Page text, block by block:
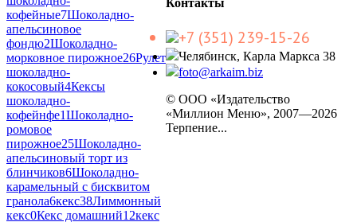
кофейные7Шоколадно-
апельсиновое
фондю2Шоколадно-
морковное пирожное26Рулет
шоколадно-
кокосовый4Кексы
шоколадно-
кофейнфе1Шоколадно-
ромовое
пирожное25Шоколадно-
апельсиновый торт из
блинчиков6Шоколадно-
карамельный с бисквитом
гранола6кекс38Лиммонный
кекс0Кекс домашний12кекс
Контакты
+7 (351) 239-15-26
Челябинск, Карла Маркса 38
foto@arkaim.biz
© ООО «Издательство
«Миллион Меню», 2007—2026
Терпение...